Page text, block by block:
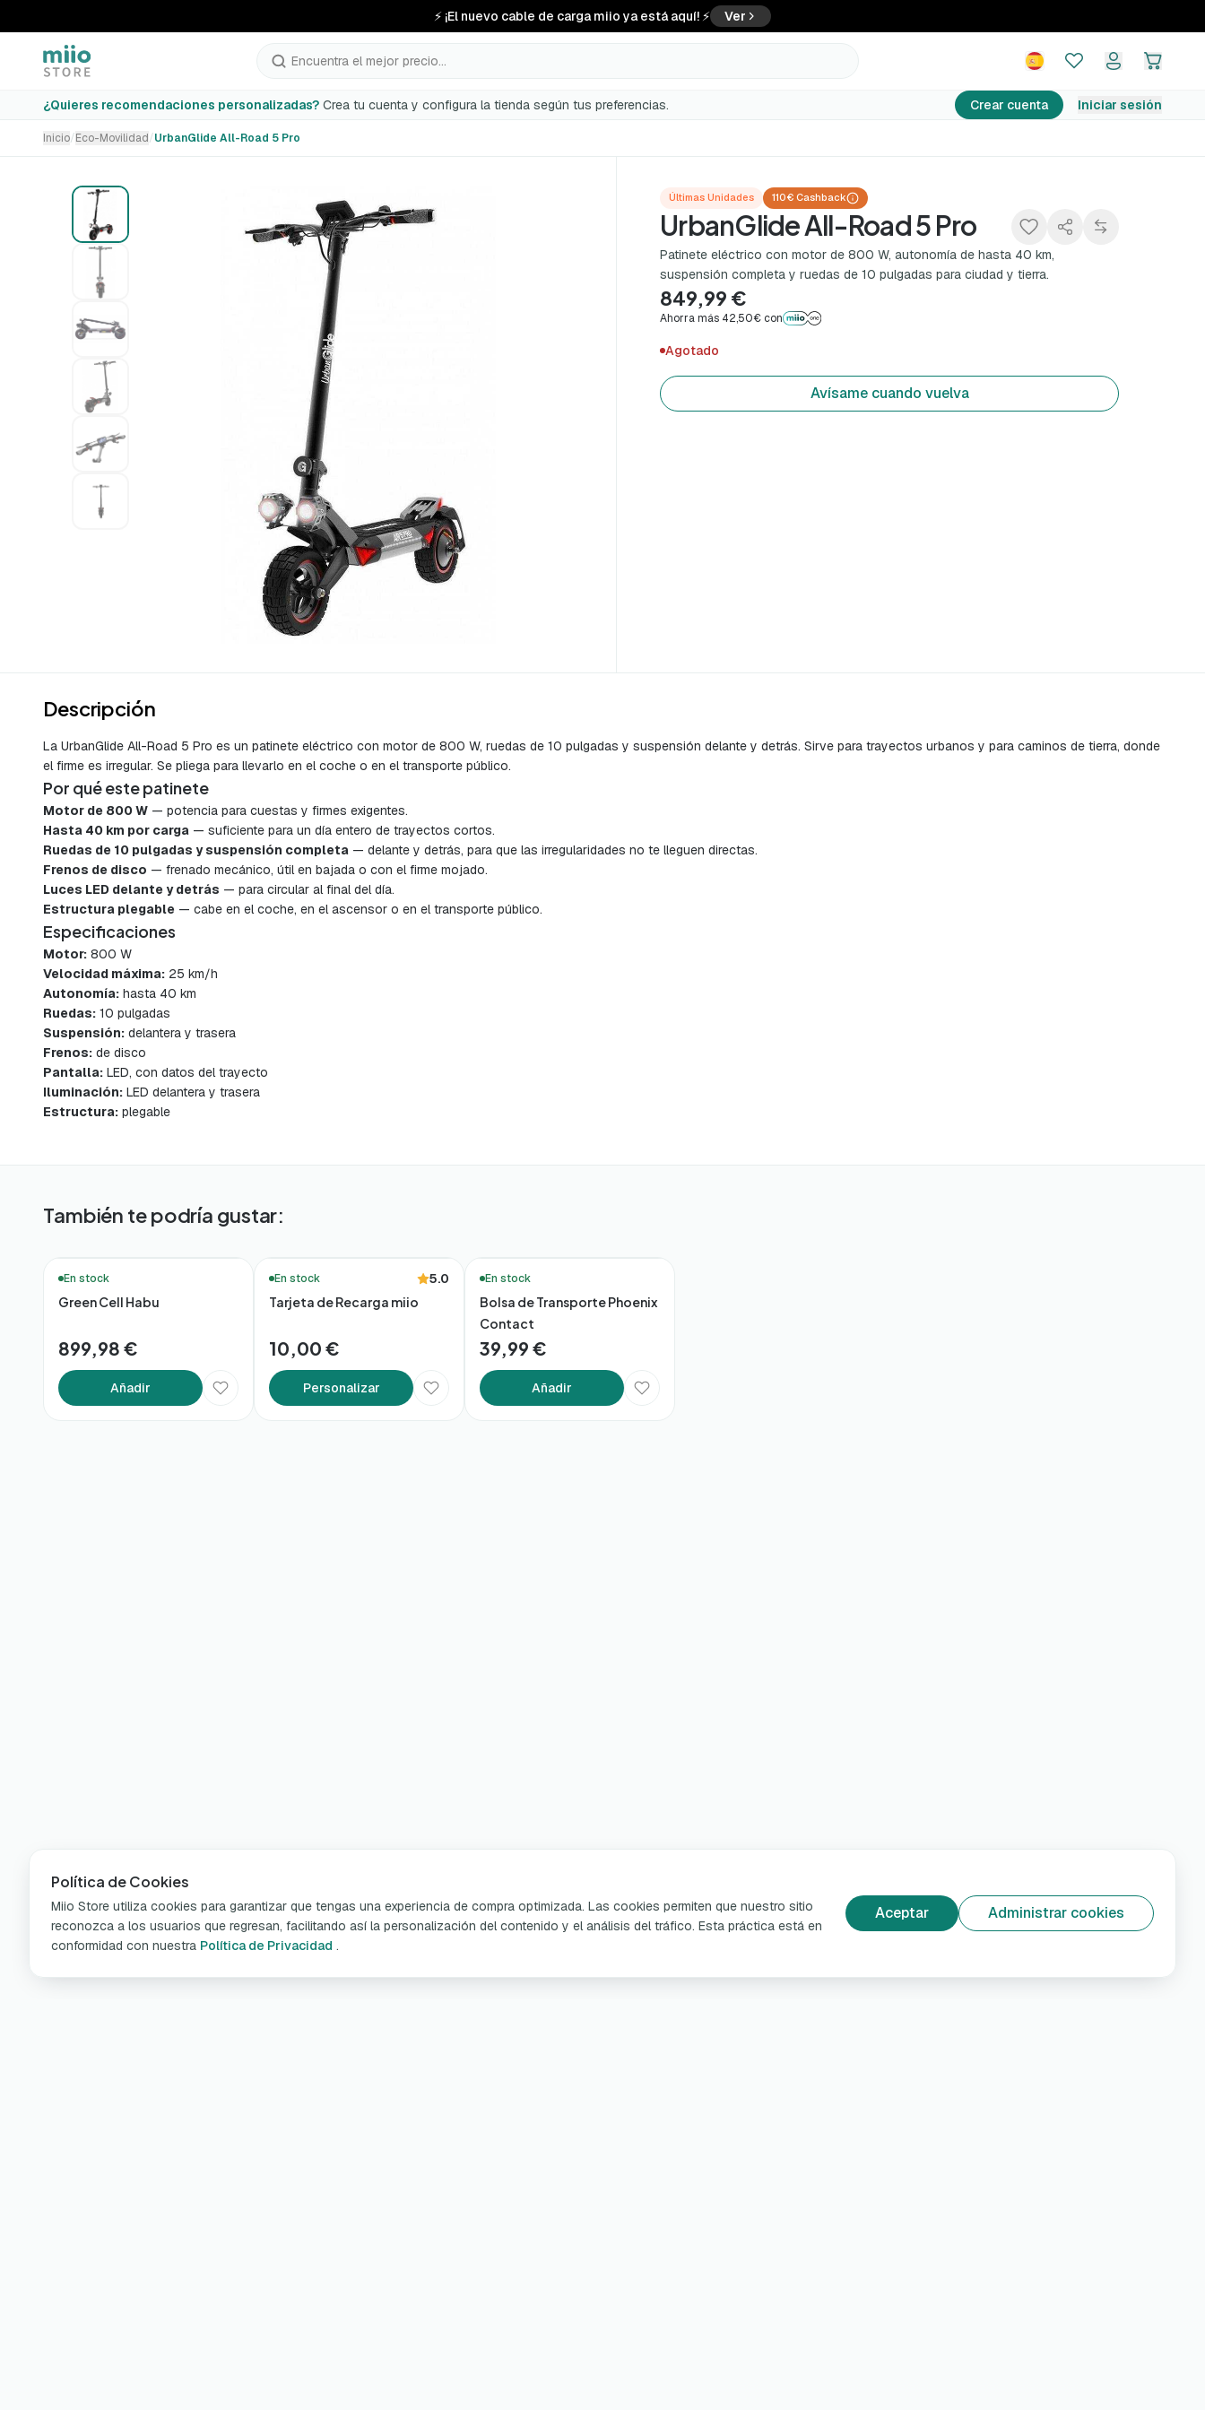
⚡ ¡El nuevo cable de carga miio ya está aquí! ⚡ Ver
Encuentra el mejor precio...
¿Quieres recomendaciones personalizadas? Crea tu cuenta y configura la tienda según tus preferencias. Crear cuenta Iniciar sesión
UrbanGlide All-Road 5 Pro Avísame cuando vuelva
Inicio/Eco-Movilidad/UrbanGlide All-Road 5 Pro
Últimas Unidades 110€ Cashback
UrbanGlide All-Road 5 Pro
Patinete eléctrico con motor de 800 W, autonomía de hasta 40 km,
suspensión completa y ruedas de 10 pulgadas para ciudad y tierra.
849,99 €
Ahorra más 42,50€ con
Agotado
Avísame cuando vuelva
Descripción
La UrbanGlide All-Road 5 Pro es un patinete eléctrico con motor de 800 W, ruedas de 10 pulgadas y suspensión delante y detrás. Sirve para trayectos urbanos y para caminos de tierra, donde
el firme es irregular. Se pliega para llevarlo en el coche o en el transporte público.
Por qué este patinete
Motor de 800 W — potencia para cuestas y firmes exigentes.
Hasta 40 km por carga — suficiente para un día entero de trayectos cortos.
Ruedas de 10 pulgadas y suspensión completa — delante y detrás, para que las irregularidades no te lleguen directas.
Frenos de disco — frenado mecánico, útil en bajada o con el firme mojado.
Luces LED delante y detrás — para circular al final del día.
Estructura plegable — cabe en el coche, en el ascensor o en el transporte público.
Especificaciones
Motor: 800 W
Velocidad máxima: 25 km/h
Autonomía: hasta 40 km
Ruedas: 10 pulgadas
Suspensión: delantera y trasera
Frenos: de disco
Pantalla: LED, con datos del trayecto
Iluminación: LED delantera y trasera
Estructura: plegable
También te podría gustar:
En stock
Green Cell Habu
899,98 €
Añadir
En stock
5.0
Tarjeta de Recarga miio
10,00 €
Personalizar
En stock
Bolsa de Transporte Phoenix
Contact
39,99 €
Añadir
Política de Cookies
Miio Store utiliza cookies para garantizar que tengas una experiencia de compra optimizada. Las cookies permiten que nuestro sitio
reconozca a los usuarios que regresan, facilitando así la personalización del contenido y el análisis del tráfico. Esta práctica está en
conformidad con nuestra Política de Privacidad .
Aceptar Administrar cookies